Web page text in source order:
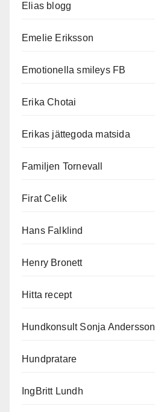
Elias blogg
Emelie Eriksson
Emotionella smileys FB
Erika Chotai
Erikas jättegoda matsida
Familjen Tornevall
Firat Celik
Hans Falklind
Henry Bronett
Hitta recept
Hundkonsult Sonja Andersson
Hundpratare
IngBritt Lundh